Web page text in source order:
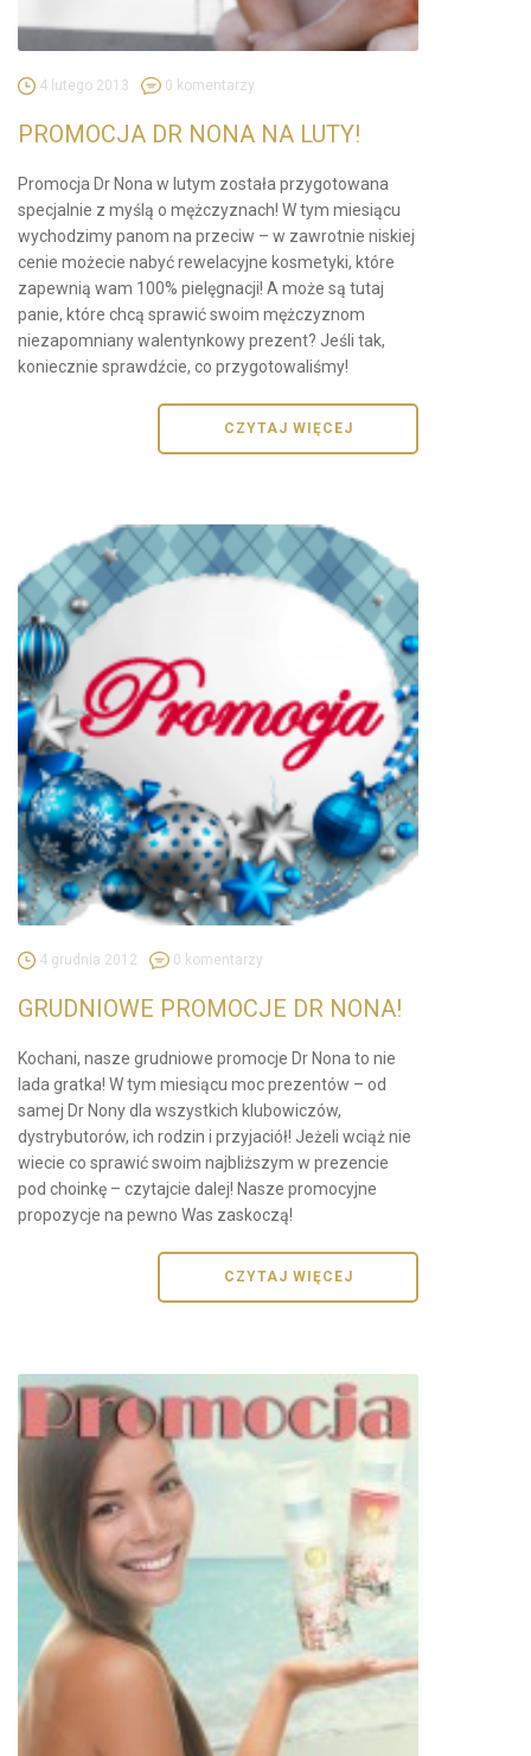
4 lutego 2013 0 komentarzy
PROMOCJA DR NONA NA LUTY!
Promocja Dr Nona w lutym została przygotowana
specjalnie z myślą o mężczyznach! W tym miesiącu
wychodzimy panom na przeciw – w zawrotnie niskiej
cenie możecie nabyć rewelacyjne kosmetyki, które
zapewnią wam 100% pielęgnacji! A może są tutaj
panie, które chcą sprawić swoim mężczyznom
niezapomniany walentynkowy prezent? Jeśli tak,
koniecznie sprawdźcie, co przygotowaliśmy!
CZYTAJ WIĘCEJ
4 grudnia 2012 0 komentarzy
GRUDNIOWE PROMOCJE DR NONA!
Kochani, nasze grudniowe promocje Dr Nona to nie
lada gratka! W tym miesiącu moc prezentów – od
samej Dr Nony dla wszystkich klubowiczów,
dystrybutorów, ich rodzin i przyjaciół! Jeżeli wciąż nie
wiecie co sprawić swoim najbliższym w prezencie
pod choinkę – czytajcie dalej! Nasze promocyjne
propozycje na pewno Was zaskoczą!
CZYTAJ WIĘCEJ